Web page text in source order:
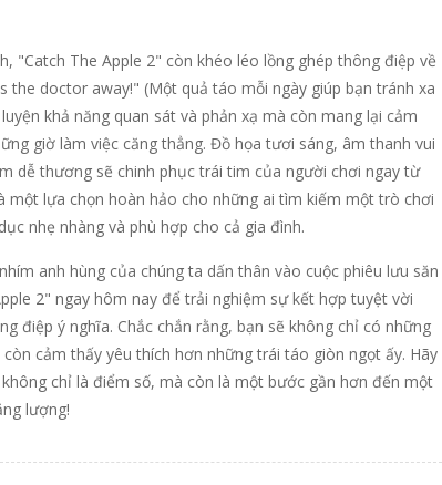
"Catch The Apple 2" còn khéo léo lồng ghép thông điệp về
the doctor away!" (Một quả táo mỗi ngày giúp bạn tránh xa
khả năng quan sát và phản xạ mà còn mang lại cảm
giờ làm việc căng thẳng. Đồ họa tươi sáng, âm thanh vui
dễ thương sẽ chinh phục trái tim của người chơi ngay từ
một lựa chọn hoàn hảo cho những ai tìm kiếm một trò chơi
nhẹ nhàng và phù hợp cho cả gia đình.
anh hùng của chúng ta dấn thân vào cuộc phiêu lưu săn
2" ngay hôm nay để trải nghiệm sự kết hợp tuyệt vời
điệp ý nghĩa. Chắc chắn rằng, bạn sẽ không chỉ có những
cảm thấy yêu thích hơn những trái táo giòn ngọt ấy. Hãy
chỉ là điểm số, mà còn là một bước gần hơn đến một
lượng!